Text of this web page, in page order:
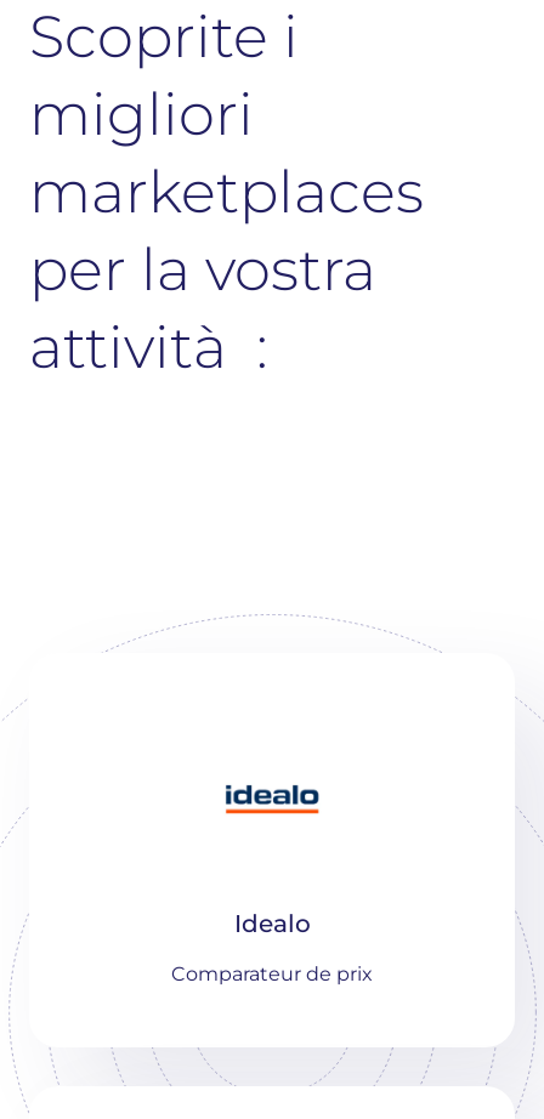
Scoprite i
migliori
marketplaces
per la vostra
attività :
Idealo
Comparateur de prix